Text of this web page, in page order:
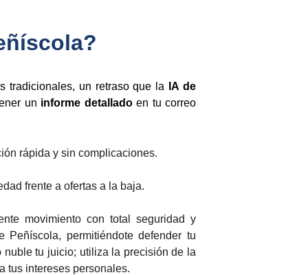
tradicionales, un retraso que la IA de
un informe detalladoen tu correo
rápida y sin complicaciones.
frente a ofertas a la baja.
movimiento con total seguridad y
permitiéndote defender tu
tu juicio; utiliza la precisión de la
tus intereses personales.